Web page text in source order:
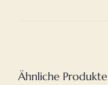
Ähnliche Produkte